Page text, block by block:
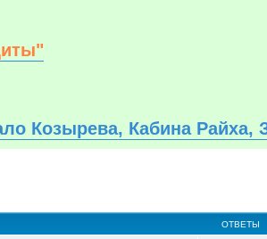
Козырева, Кабина Райха,
ОТВЕТЫ